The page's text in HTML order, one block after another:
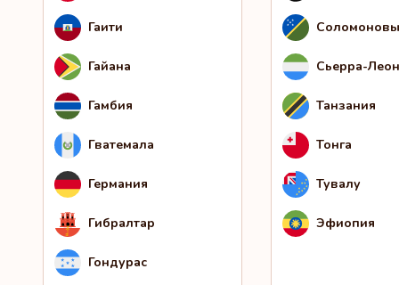
Гаити
Гайана
Гамбия
Гватемала
Германия
Гибралтар
Гондурас
Сьерра-
Танзания
Тонга
Тувалу
Эфиопия